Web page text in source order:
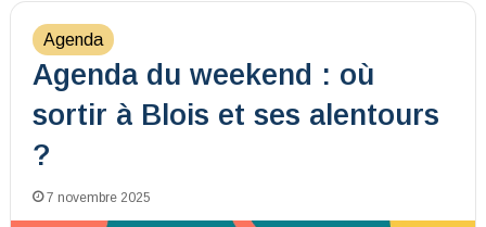
Agenda
Agenda du weekend : où
sortir à Blois et ses alentours
?
7 novembre 2025